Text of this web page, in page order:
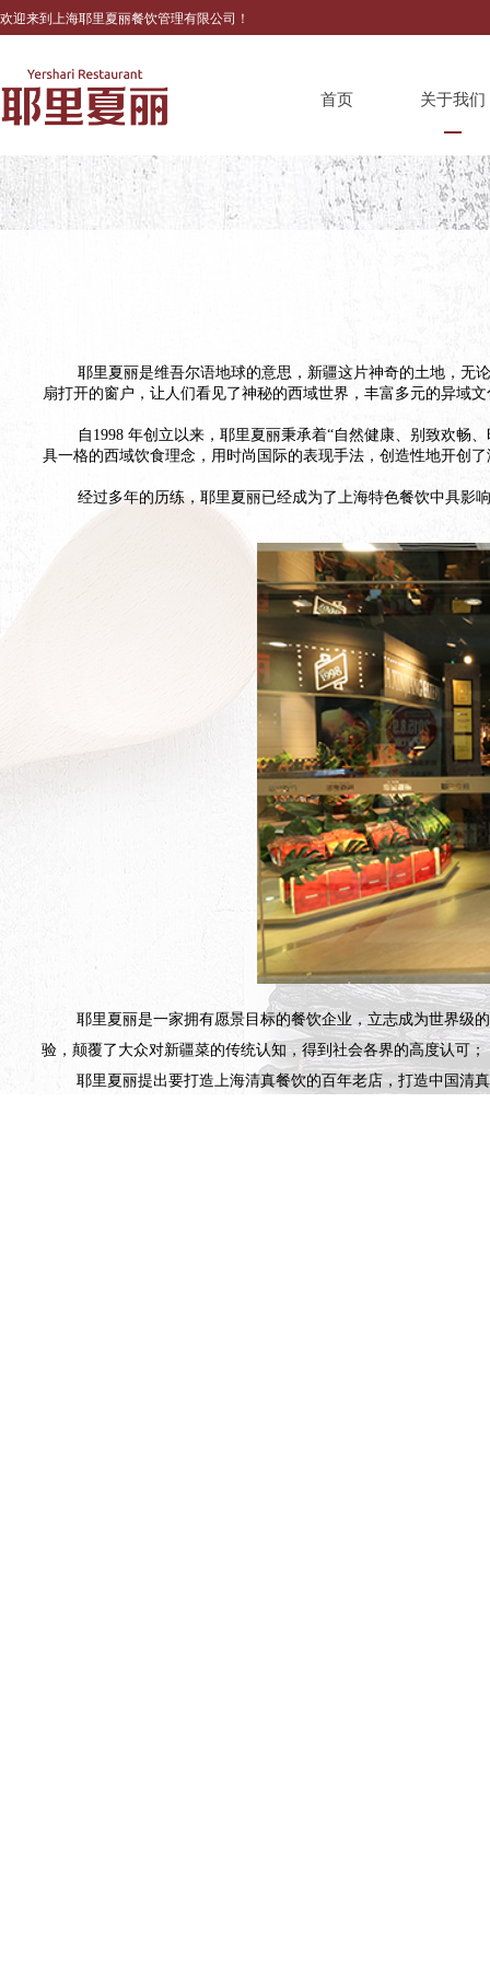
欢迎来到上海耶里夏丽餐饮管理有限公司！
首页 关于我们
耶里夏丽是一家拥有愿景目标的餐饮企业，立志成为世界级
验，颠覆了大众对新疆菜的传统认知，得到社会各界的高度认可；
耶里夏丽提出要打造上海清真餐饮的百年老店，打造中国清真
耶里夏丽是维吾尔语地球的意思，新疆这片神奇的土地，无论
扇打开的窗户，让人们看见了神秘的西域世界，丰富多元的异域
自1998 年创立以来，耶里夏丽秉承着“自然健康、别致欢畅、
具一格的西域饮食理念，用时尚国际的表现手法，创造性地开创
经过多年的历练，耶里夏丽已经成为了上海特色餐饮中具影响